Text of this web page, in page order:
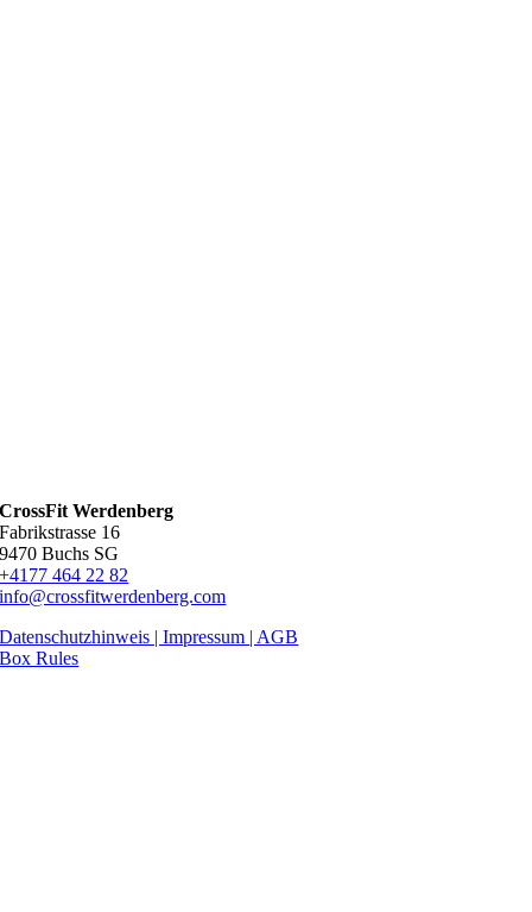
CrossFit Werdenberg
Fabrikstrasse 16
9470 Buchs SG
+4177 464 22 82
info@crossfitwerdenberg.com
Datenschutzhinweis | Impressum | AGB
Box Rules